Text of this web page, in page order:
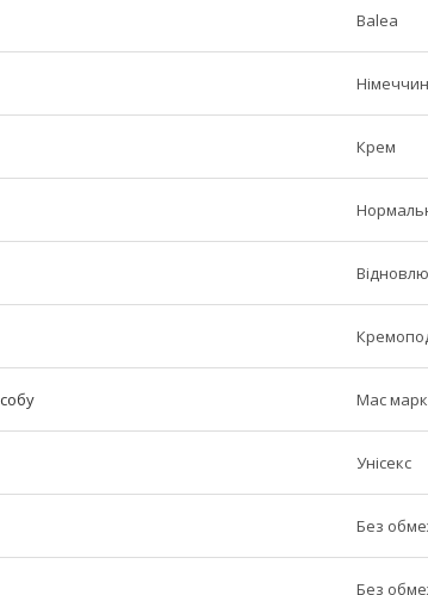
Balea
Крем
Мас
Унісекс
Без
Без